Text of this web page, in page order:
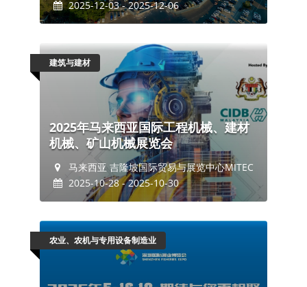
2025-12-03 - 2025-12-06
建筑与建材
2025年马来西亚国际工程机械、建材
机械、矿山机械展览会
马来西亚 吉隆坡国际贸易与展览中心MITEC
2025-10-28 - 2025-10-30
农业、农机与专用设备制造业